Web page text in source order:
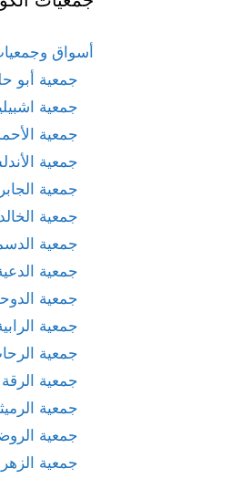
أسواق
جمعية أبو
جمعية
جمعية
جمعية
جمعية
جمعية
جمعية
جمعية
جمعية
جمعية
جمعية
جمعية الرقة
جمعية
جمعية
جمعية